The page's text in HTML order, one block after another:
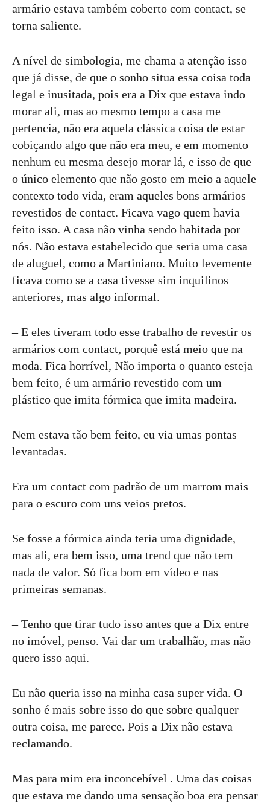
armário estava também coberto com contact, se
torna saliente.
A nível de simbologia, me chama a atenção isso
que já disse, de que o sonho situa essa coisa toda
legal e inusitada, pois era a Dix que estava indo
morar ali, mas ao mesmo tempo a casa me
pertencia, não era aquela clássica coisa de estar
cobiçando algo que não era meu, e em momento
nenhum eu mesma desejo morar lá, e isso de que
o único elemento que não gosto em meio a aquele
contexto todo vida, eram aqueles bons armários
revestidos de contact. Ficava vago quem havia
feito isso. A casa não vinha sendo habitada por
nós. Não estava estabelecido que seria uma casa
de aluguel, como a Martiniano. Muito levemente
ficava como se a casa tivesse sim inquilinos
anteriores, mas algo informal.
– E eles tiveram todo esse trabalho de revestir os
armários com contact, porquê está meio que na
moda. Fica horrível, Não importa o quanto esteja
bem feito, é um armário revestido com um
plástico que imita fórmica que imita madeira.
Nem estava tão bem feito, eu via umas pontas
levantadas.
Era um contact com padrão de um marrom mais
para o escuro com uns veios pretos.
Se fosse a fórmica ainda teria uma dignidade,
mas ali, era bem isso, uma trend que não tem
nada de valor. Só fica bom em vídeo e nas
primeiras semanas.
– Tenho que tirar tudo isso antes que a Dix entre
no imóvel, penso. Vai dar um trabalhão, mas não
quero isso aqui.
Eu não queria isso na minha casa super vida. O
sonho é mais sobre isso do que sobre qualquer
outra coisa, me parece. Pois a Dix não estava
reclamando.
Mas para mim era inconcebível . Uma das coisas
que estava me dando uma sensação boa era pensar